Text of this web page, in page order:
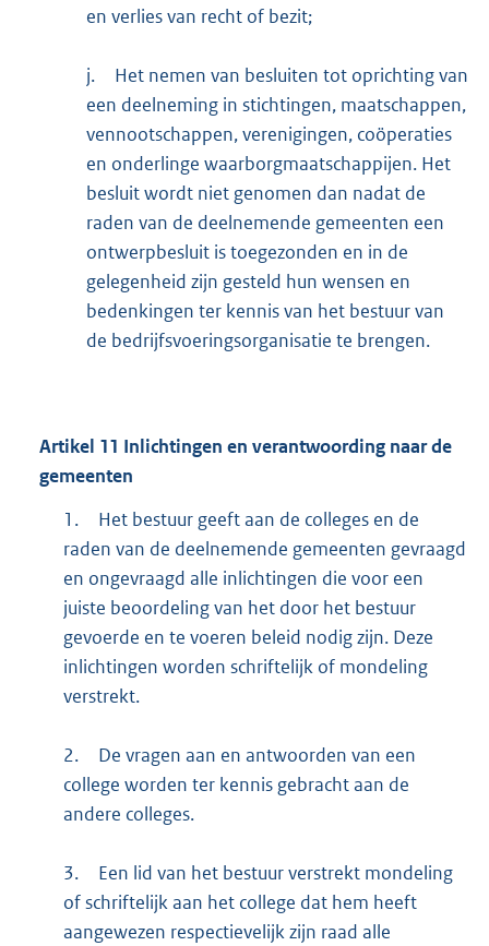
en verlies van recht of bezit;
j.
Het nemen van besluiten tot oprichting van
een deelneming in stichtingen, maatschappen,
vennootschappen, verenigingen, coöperaties
en onderlinge waarborgmaatschappijen. Het
besluit wordt niet genomen dan nadat de
raden van de deelnemende gemeenten een
ontwerpbesluit is toegezonden en in de
gelegenheid zijn gesteld hun wensen en
bedenkingen ter kennis van het bestuur van
de bedrijfsvoeringsorganisatie te brengen.
Artikel 11 Inlichtingen en verantwoording naar de
gemeenten
1.
Het bestuur geeft aan de colleges en de
raden van de deelnemende gemeenten gevraagd
en ongevraagd alle inlichtingen die voor een
juiste beoordeling van het door het bestuur
gevoerde en te voeren beleid nodig zijn. Deze
inlichtingen worden schriftelijk of mondeling
verstrekt.
2.
De vragen aan en antwoorden van een
college worden ter kennis gebracht aan de
andere colleges.
3.
Een lid van het bestuur verstrekt mondeling
of schriftelijk aan het college dat hem heeft
aangewezen respectievelijk zijn raad alle